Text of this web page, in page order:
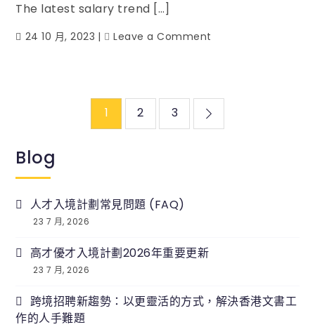
The latest salary trend […]
24 10 月, 2023 Leave a Comment
1 2 3
Blog
人才入境計劃常見問題 (FAQ)
23 7 月, 2026
高才優才入境計劃2026年重要更新
23 7 月, 2026
跨境招聘新趨勢：以更靈活的方式，解決香港文書工
作的人手難題